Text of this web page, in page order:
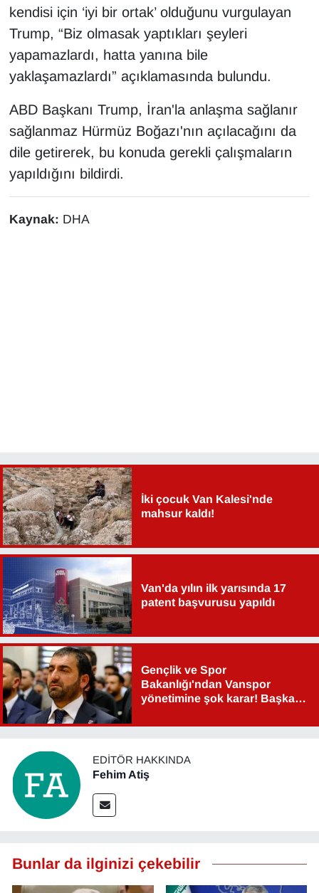
kendisi için ‘iyi bir ortak’ olduğunu vurgulayan
Trump, “Biz olmasak yaptıkları şeyleri
yapamazlardı, hatta yanına bile
yaklaşamazlardı” açıklamasında bulundu.
ABD Başkanı Trump, İran'la anlaşma sağlanır
sağlanmaz Hürmüz Boğazı'nın açılacağını da
dile getirerek, bu konuda gerekli çalışmaların
yapıldığını bildirdi.
Kaynak: DHA
İki çocuk Van Kalesi'nde
mahsur kaldı!
Van'da yılın ilk yarısında 17
patent başvurusu yapıldı
Gençlik ve Spor
Bakanlığı'ndan Vanspor
yönetimine şok karar! Başkan
EDITÖR HAKKINDA
Fehim Atiş
Bunlar da ilginizi çekebilir
SPOR
TEBRİK
Turizm
VAN'DA SPOR